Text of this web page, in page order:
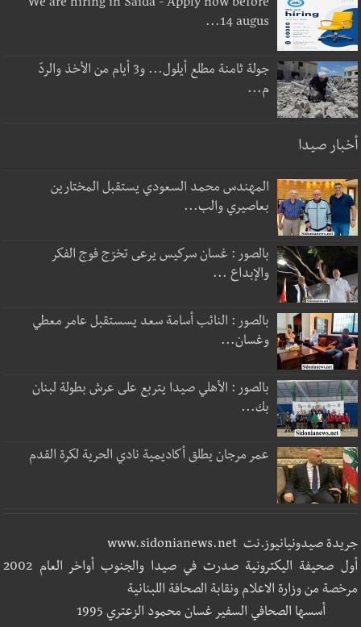
We are hiring in Saida - Apply now before
14 augus...
جولة ثامنة مطلع أيلول... و3 أيام من الأخذ والردّ
م...
أخبار صيدا
المهندس محمد السعودي يستقبل المختارين
بعاصيري والب...
بالصور : غسان سركيس يرعى تخرّج فوج الفكر
والإبداع ...
بالصور : النائب أسامة سعد يسستقبل عامر معطي
وغسان...
بالصور : الأهلي صيدا يتربع على عرش بطولة لبنان
بك...
عمر مرجان يطلق أكاديمية نادي الحرية لكرة القدم
جريدة صيدونيانيوز.نت www.sidonianews.net
أول صحيفة اليكترونية صدرت في صيدا والجنوب أواخر العام 2002
مرخصة من وزارة الاعلام ونقابة الصحافة اللبنانية
أسسها الصحافي السفير غسان محمود الزعتري 1995